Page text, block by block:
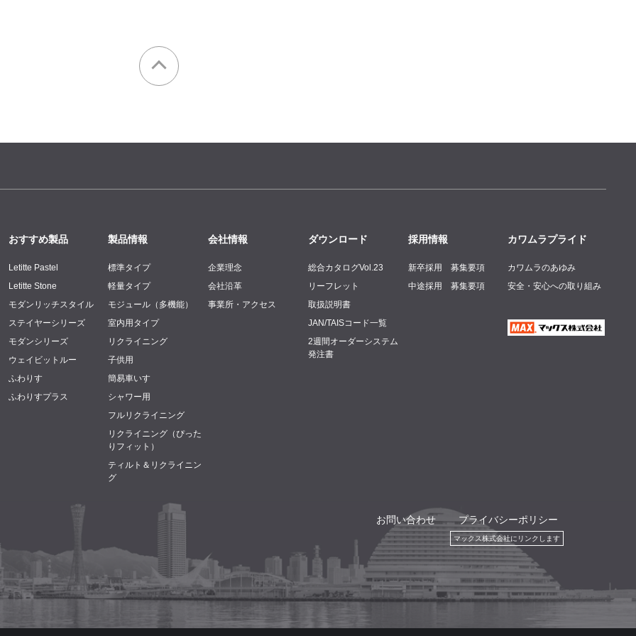
おすすめ製品
Letitte Pastel
Letitte Stone
モダンリッチスタイル
ステイヤーシリーズ
モダンシリーズ
ウェイビットルー
ふわりす
ふわりすプラス
製品情報
標準タイプ
軽量タイプ
モジュール（多機能）
室内用タイプ
リクライニング
子供用
簡易車いす
シャワー用
フルリクライニング
リクライニング（ぴった
りフィット）
ティルト＆リクライニン
グ
会社情報
企業理念
会社沿革
事業所・アクセス
ダウンロード
総合カタログVol.23
リーフレット
取扱説明書
JAN/TAISコード一覧
2週間オーダーシステム
発注書
採用情報
新卒採用 募集要項
中途採用 募集要項
カワムラプライド
カワムラのあゆみ
安全・安心への取り組み
お問い合わせ プライバシーポリシー
マックス株式会社にリンクします